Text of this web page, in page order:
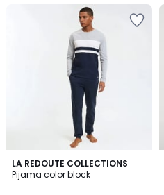
LA REDOUTE COLLECTIONS
Pijama color block
4,5
/ 5